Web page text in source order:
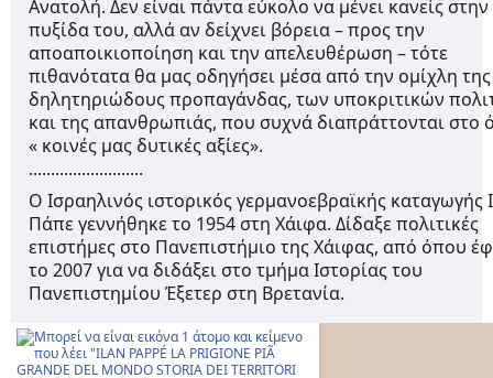
Ανατολή. Δεν είναι πάντα εύκολο να μένει κανείς
πυξίδα του, αλλά αν δείχνει βόρεια – προς την
αποαποικιοποίηση και την απελευθέρωση – τότε
πιθανότατα θα μας οδηγήσει μέσα από την ομίχλη της
δηλητηριώδους προπαγάνδας, των υποκριτικών
και της απανθρωπιάς, που συχνά διαπράττονται στο
« κοινές μας δυτικές αξίες».
..........................
Ο Ισραηλινός ιστορικός γερμανοεβραϊκής καταγωγής
Πάπε γεννήθηκε το 1954 στη Χάιφα. Δίδαξε πολιτικές
επιστήμες στο Πανεπιστήμιο της Χάιφας, από όπου
το 2007 για να διδάξει στο τμήμα Ιστορίας του
Πανεπιστημίου Έξετερ στη Βρετανία.